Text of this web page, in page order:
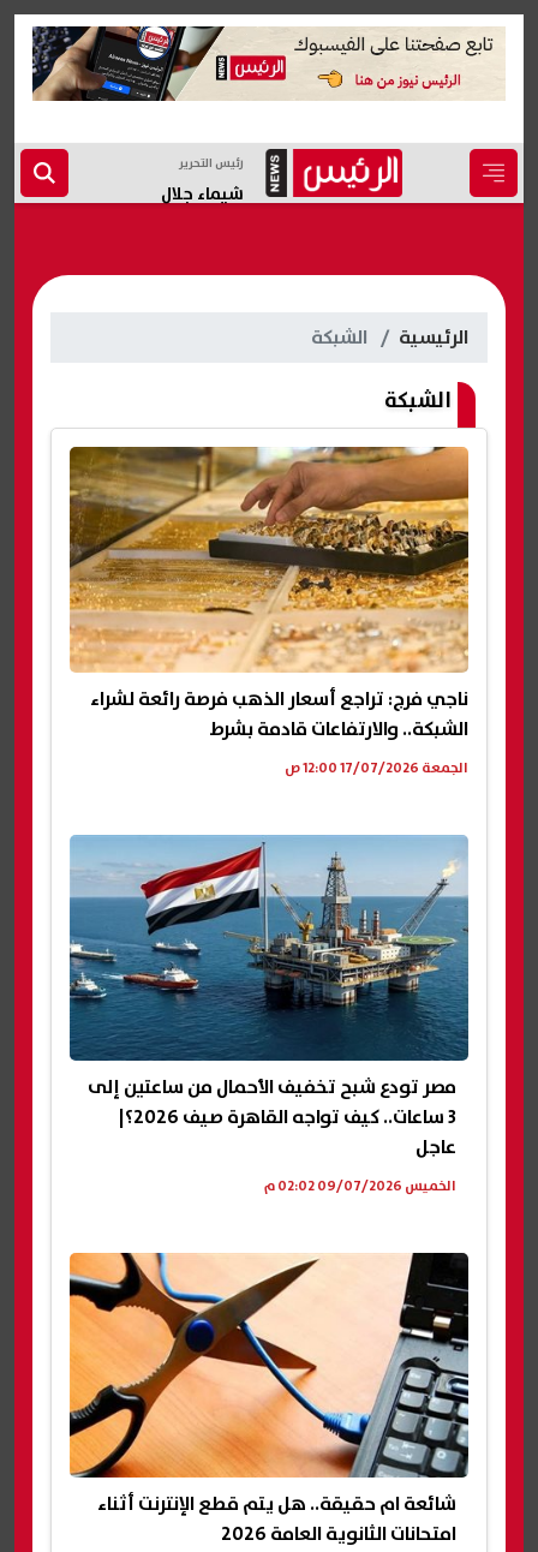
رئيس التحرير
شيماء جلال
الرئيسية الشبكة
الشبكة
ناجي فرج: تراجع أسعار الذهب فرصة رائعة لشراء
الشبكة.. والارتفاعات قادمة بشرط
الجمعة 17/07/2026 12:00 ص
مصر تودع شبح تخفيف الأحمال من ساعتين إلى
3 ساعات.. كيف تواجه القاهرة صيف 2026؟|
عاجل
الخميس 09/07/2026 02:02 م
شائعة ام حقيقة.. هل يتم قطع الإنترنت أثناء
امتحانات الثانوية العامة 2026